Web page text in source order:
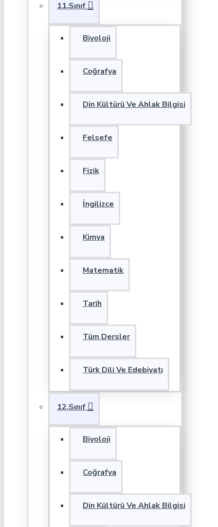
11.Sınıf
Biyoloji
Coğrafya
Din Kültürü Ve Ahlak Bilgisi
Felsefe
Fizik
İngilizce
Kimya
Matematik
Tarih
Tüm Dersler
Türk Dili Ve Edebiyatı
12.Sınıf
Biyoloji
Coğrafya
Din Kültürü Ve Ahlak Bilgisi